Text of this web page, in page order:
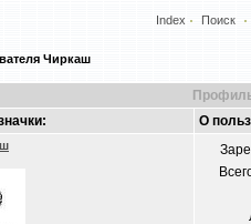
Index Поиск
Чиркаш
О